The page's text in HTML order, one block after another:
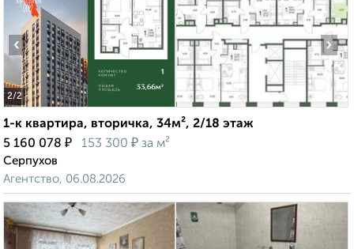
2/2
‹ ›
1-к квартира, вторичка, 34м², 2/18 этаж
5 160 078 ₽ 153 300 ₽ за м²
Серпухов
Агентство, 06.08.2026